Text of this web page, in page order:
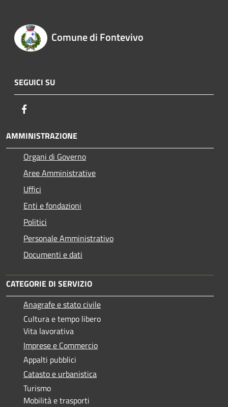
Comune di Fontevivo
SEGUICI SU
AMMINISTRAZIONE
Organi di Governo
Aree Amministrative
Uffici
Enti e fondazioni
Politici
Personale Amministrativo
Documenti e dati
CATEGORIE DI SERVIZIO
Anagrafe e stato civile
Cultura e tempo libero
Vita lavorativa
Imprese e Commercio
Appalti pubblici
Catasto e urbanistica
Turismo
Mobilità e trasporti